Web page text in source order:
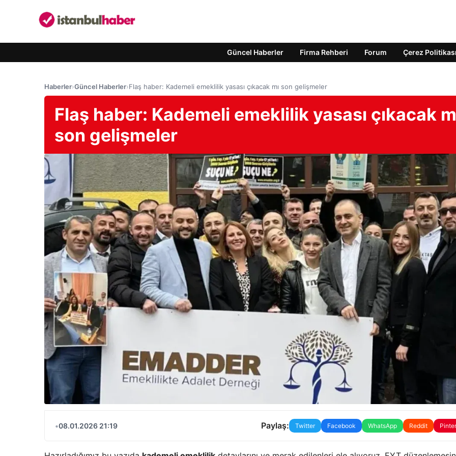
Güncel Haberler Firma Rehberi Forum Çerez Politikası
Haberler›Güncel Haberler›Flaş haber: Kademeli emeklilik yasası çıkacak mı son gelişmeler
Flaş haber: Kademeli emeklilik yasası çıkacak
son gelişmeler
•08.01.2026 21:19 Paylaş: Twitter Facebook WhatsApp Reddit